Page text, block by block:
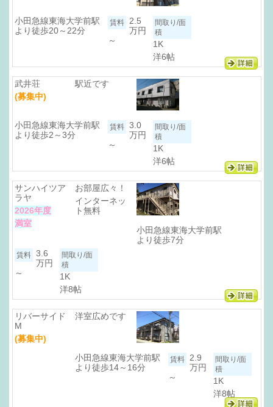
小田急線東海大学前駅
より徒歩20～22分
2.5
万円
～
1K
洋6帖
武井荘
(募集中)
駅近です
小田急線東海大学前駅
より徒歩2～3分
3.0
万円
～
1K
洋6帖
サンハイツア
ラヤ
2026年度
満室
お部屋広々！
インターネッ
ト無料
小田急線東海大学前駅
より徒歩7分
3.6
万円
～
1K
洋8帖
リバーサイド
M
(募集中)
洋室広めです
小田急線東海大学前駅
より徒歩14～16分
2.9
万円
～
1K
洋8帖